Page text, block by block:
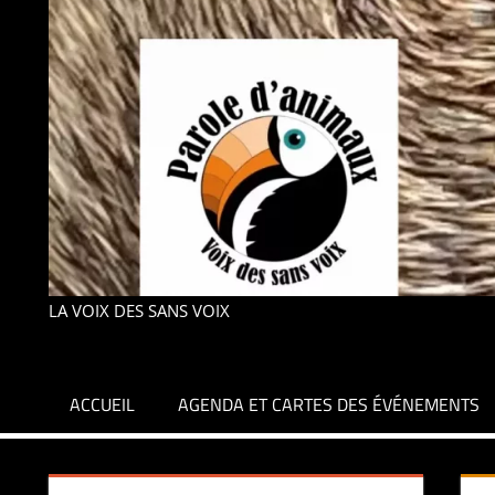
LA VOIX DES SANS VOIX
ACCUEIL AGENDA ET CARTES DES ÉVÉNEMENTS